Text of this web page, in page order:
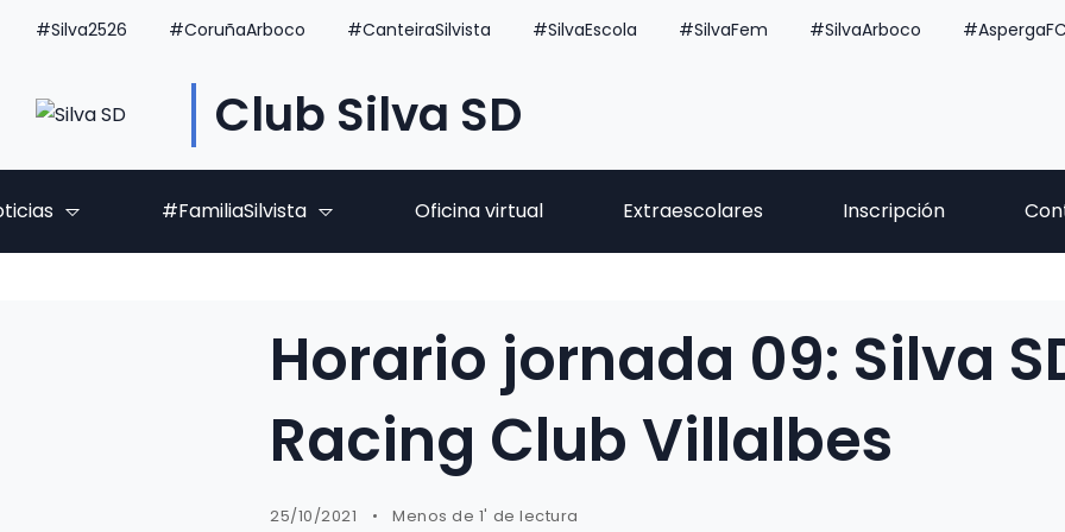
#Silva2526 #CoruñaArboco #CanteiraSilvista #SilvaEscola #SilvaFem #SilvaArboco #AspergaFC
Club Silva SD
#FamiliaSilvista Oficina virtual Extraescolares Inscripción
Horario jornada 09: Silva
Racing Club Villalbes
25/10/2021 Menos de 1' de lectura